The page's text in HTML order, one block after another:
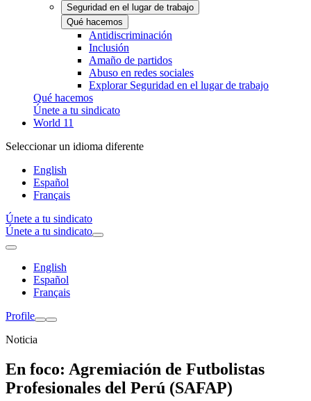
Seguridad en el lugar de trabajo
Qué hacemos
Antidiscriminación
Inclusión
Amaño de partidos
Abuso en redes sociales
Explorar Seguridad en el lugar de trabajo
Qué hacemos
Únete a tu sindicato
World 11
Seleccionar un idioma diferente
English
Español
Français
Únete a tu sindicato
Únete a tu sindicato
English
Español
Français
Profile
Noticia
En foco: Agremiación de Futbolistas
Profesionales del Perú (SAFAP)